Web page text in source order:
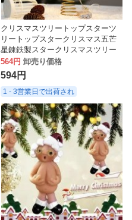
クリスマスツリートップスターツ
リートップスタークリスマス五芒
星錬鉄製スタークリスマスツリー
の装飾はソースメーカーから直接
供給されます
564円 卸売り価格
594円
1 - 3営業日で出荷され